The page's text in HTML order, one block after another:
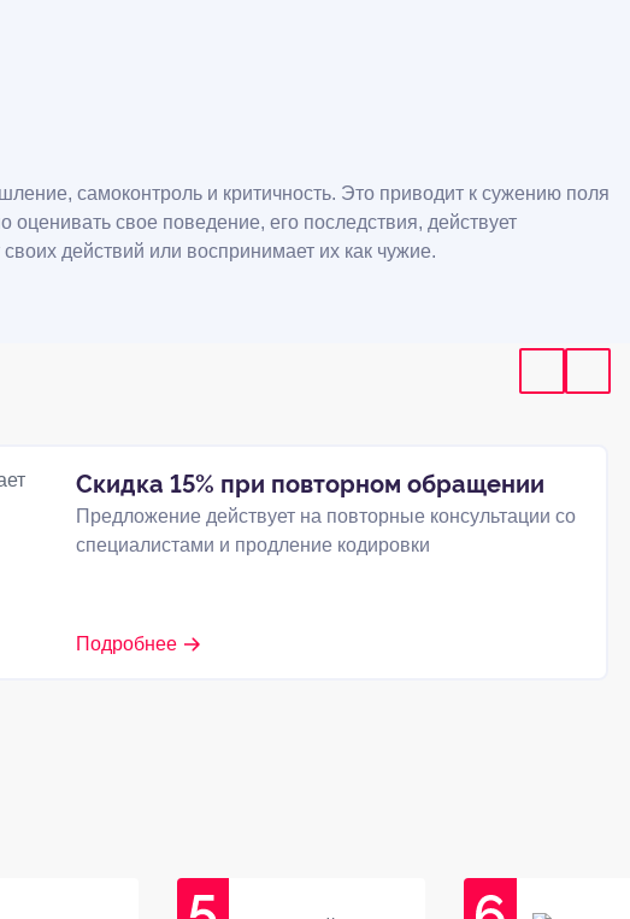
самоконтроль и критичность. Это приводит к сужению поля
свое поведение, его последствия, действует
действий или воспринимает их как чужие.
Скидка 15% при повторном обращении
Предложение действует на повторные консультации со
специалистами и продление кодировки
Подробнее